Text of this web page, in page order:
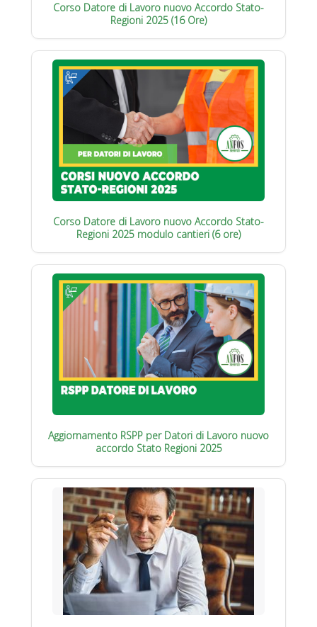
Corso Datore di Lavoro nuovo Accordo Stato-
Regioni 2025 (16 Ore)
Corso Datore di Lavoro nuovo Accordo Stato-
Regioni 2025 modulo cantieri (6 ore)
Aggiornamento RSPP per Datori di Lavoro nuovo
accordo Stato Regioni 2025